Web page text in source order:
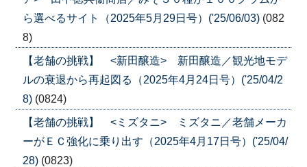
ら選べるサイト（2025年5月29日号）('25/06/03) (082
8)
【老舗の挑戦】 <新田醸造> 新田醸造／観光地モデ
ルの衰退から再起図る（2025年4月24日号）('25/04/2
8) (0824)
【老舗の挑戦】 <ミズタニ> ミズタニ／老舗メーカ
ーがＥＣ強化に乗り出す（2025年4月17日号）('25/04/
28) (0823)